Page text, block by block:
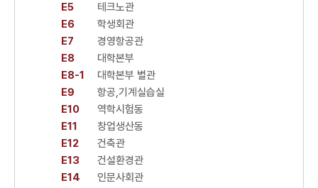
E5
테크노관
E6
학생회관
E7
경영항공관
E8
대학본부
E8-1
대학본부 별관
E9
항공,기계실습실
E10
역학시험동
E11
창업생산동
E12
건축관
E13
건설환경관
E14
인문사회관